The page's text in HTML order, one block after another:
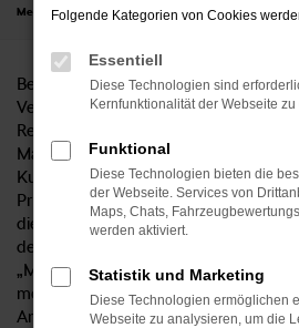
Mechatroniker (m/w/d)
Bereits seit 1992 ist unser Autohaus
Vertragspartner. Als ältester ŠKODA
Region leben wir aus Überzeugung
Marke ŠKODA mit unseren
Kunden. Auf einer über 400qm
Präsentationsfläche werden
die Service-Annahme, welche
des Autohauses angrenzt, befindet
„Mehr Raum für Stil“ können unsere
modernsten Voraussetzungen und in
Ambiente über die Vorzüge der
Folgende Kategorien von Cookies
Essentiell
Diese Technologien sind
Kernfunktionalität der Webseite
Funktional
Diese Technologien bieten die
der Webseite. Services von
Maps, Chats,
werden aktiviert.
Statistik und Marketing
Diese Technologien ermöglichen
Webseite zu analysieren, um die